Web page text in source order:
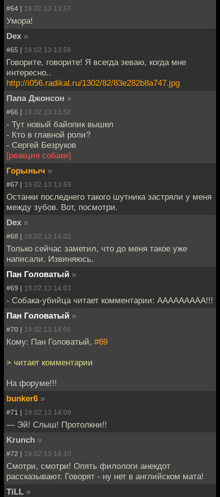
#64 | 19.02.13 13:57
Умора!
Dex »
#65 | 19.02.13 13:58
Говорите, говорите! Я всегда зеваю, когда мне
интересно..
http://i056.radikal.ru/1302/82/83e282b8a747.jpg
Папа Джонсон »
#66 | 19.02.13 13:58
- Тут новый байопик вышел
- Кто в главной роли?
- Сергей Безруков
[реакция собаки]
Горыныч »
#67 | 19.02.13 13:59
Останки последнего такого шутника застряли у меня
между зубов. Вот, посмотри.
Dex »
#68 | 19.02.13 14:02
Только сейчас заметил, что до меня такое уже
написали. Извиняюсь.
Пан Головатый »
#69 | 19.02.13 14:03
- Собака-убийца читает комментарии: ААААААААА!!!
Пан Головатый »
#70 | 19.02.13 14:05
Кому: Пан Головатый, #69
> читает комментарии
На форуме!!!
bunker6 »
#71 | 19.02.13 14:09
— Эй! Слыш! Протолкни!!
Krunch »
#72 | 19.02.13 14:10
Смотри, смотри! Опять филологи анекдот
рассказывают. Говорят - ну нет в английском мата!
TiLL »